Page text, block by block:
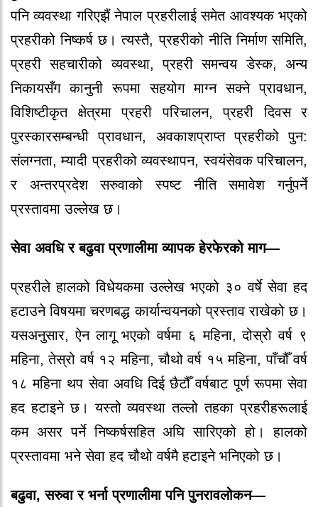
पनि व्यवस्था गरिएझैं नेपाल प्रहरीलाई समेत आवश्यक भएको
प्रहरीको निष्कर्ष छ। त्यस्तै, प्रहरीको नीति निर्माण समिति,
प्रहरी सहचारीको व्यवस्था, प्रहरी समन्वय डेस्क, अन्य
निकायसँग कानुनी रूपमा सहयोग माग्न सक्ने प्रावधान,
विशिष्टीकृत क्षेत्रमा प्रहरी परिचालन, प्रहरी दिवस र
पुरस्कारसम्बन्धी प्रावधान, अवकाशप्राप्त प्रहरीको पुन:
संलग्नता, म्यादी प्रहरीको व्यवस्थापन, स्वयंसेवक परिचालन,
र अन्तरप्रदेश सरुवाको स्पष्ट नीति समावेश गर्नुपर्ने
प्रस्तावमा उल्लेख छ।
सेवा अवधि र बढुवा प्रणालीमा व्यापक हेरफेरको माग—
प्रहरीले हालको विधेयकमा उल्लेख भएको ३० वर्षे सेवा हद
हटाउने विषयमा चरणबद्ध कार्यान्वयनको प्रस्ताव राखेको छ।
यसअनुसार, ऐन लागू भएको वर्षमा ६ महिना, दोस्रो वर्ष ९
महिना, तेस्रो वर्ष १२ महिना, चौथो वर्ष १५ महिना, पाँचौँ वर्ष
१८ महिना थप सेवा अवधि दिई छैटौँ वर्षबाट पूर्ण रूपमा सेवा
हद हटाइने छ। यस्तो व्यवस्था तल्लो तहका प्रहरीहरूलाई
कम असर पर्ने निष्कर्षसहित अघि सारिएको हो। हालको
प्रस्तावमा भने सेवा हद चौथो वर्षमै हटाइने भनिएको छ।
बढुवा, सरुवा र भर्ना प्रणालीमा पनि पुनरावलोकन—